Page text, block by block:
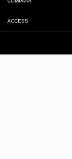
ACCESS